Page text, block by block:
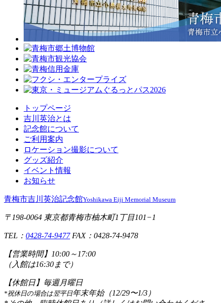
トップページ
吉川英治とは
記念館について
ご利用案内
ロケーション撮影について
グッズ紹介
イベント情報
お知らせ
青梅市吉川英治記念館Yoshikawa Eiji Memorial Museum
〒198-0064 東京都青梅市柚木町1丁目101−1
TEL： 0428-74-9477FAX：0428-74-9478
【営業時間】 10:00～17:00
（入館は16:30まで）
【休館日】 毎週月曜日
*祝休日の場合は翌平日年末年始（12/29〜1/3）